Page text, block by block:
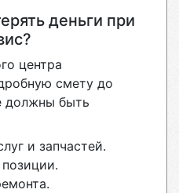
деньги при
центра
смету до
должны быть
и запчастей.